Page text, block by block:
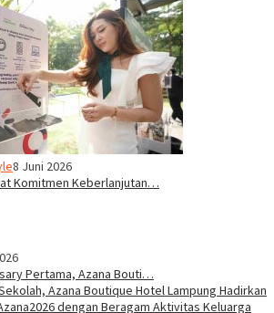
8 Juni 2026
Komitmen Keberlanjutan…
Pertama, Azana Bouti…